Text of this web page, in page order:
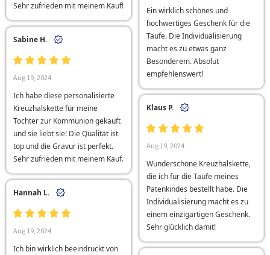
Sehr zufrieden mit meinem Kauf!
Ein wirklich schönes und
hochwertiges Geschenk für die
Taufe. Die Individualisierung
macht es zu etwas ganz
Besonderem. Absolut
empfehlenswert!
Sabine H.
Aug 19, 2024
Ich habe diese personalisierte
Kreuzhalskette für meine
Tochter zur Kommunion gekauft
und sie liebt sie! Die Qualität ist
top und die Gravur ist perfekt.
Sehr zufrieden mit meinem Kauf.
Klaus P.
Aug 19, 2024
Wunderschöne Kreuzhalskette,
die ich für die Taufe meines
Patenkindes bestellt habe. Die
Individualisierung macht es zu
einem einzigartigen Geschenk.
Sehr glücklich damit!
Hannah L.
Aug 19, 2024
Ich bin wirklich beeindruckt von